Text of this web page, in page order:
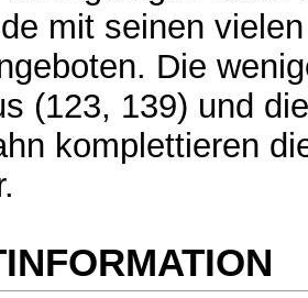
mit seinen
Die
(123, 139) und
komplettieren